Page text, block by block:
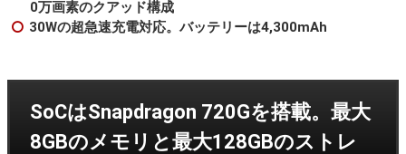
0万画素のクアッド構成
30Wの超急速充電対応。バッテリーは4,300mAh
SoCはSnapdragon 720Gを搭載。最大
8GBのメモリと最大128GBのストレ